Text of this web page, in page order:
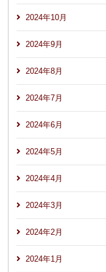
2024年10月
2024年9月
2024年8月
2024年7月
2024年6月
2024年5月
2024年4月
2024年3月
2024年2月
2024年1月